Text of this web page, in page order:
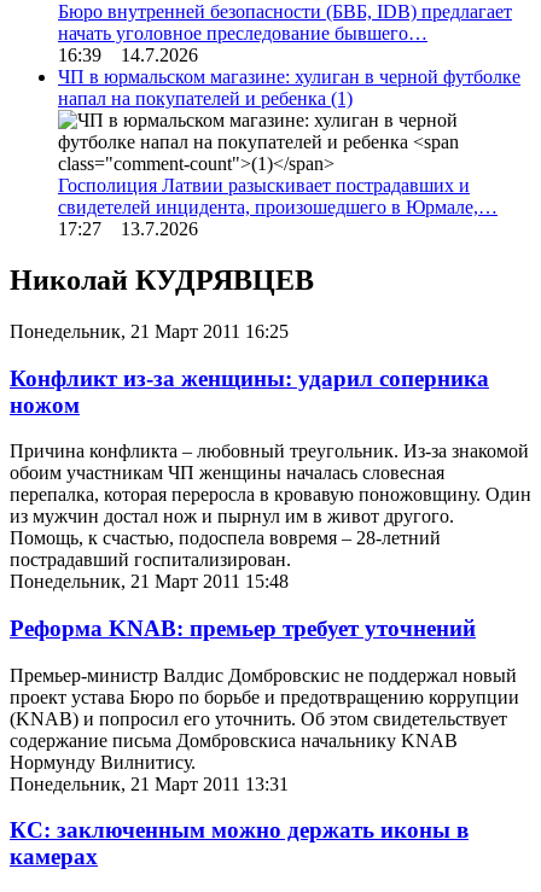
Бюро внутренней безопасности (БВБ, IDB) предлагает
начать уголовное преследование бывшего…
16:39 14.7.2026
ЧП в юрмальском магазине: хулиган в черной футболке
напал на покупателей и ребенка (1)
Госполиция Латвии разыскивает пострадавших и
свидетелей инцидента, произошедшего в Юрмале,…
17:27 13.7.2026
Николай КУДРЯВЦЕВ
Понедельник, 21 Март 2011 16:25
Конфликт из-за женщины: ударил соперника
ножом
Причина конфликта – любовный треугольник. Из-за знакомой
обоим участникам ЧП женщины началась словесная
перепалка, которая переросла в кровавую поножовщину. Один
из мужчин достал нож и пырнул им в живот другого.
Помощь, к счастью, подоспела вовремя – 28-летний
пострадавший госпитализирован.
Понедельник, 21 Март 2011 15:48
Реформа KNAB: премьер требует уточнений
Премьер-министр Валдис Домбровскис не поддержал новый
проект устава Бюро по борьбе и предотвращению коррупции
(KNAB) и попросил его уточнить. Об этом свидетельствует
содержание письма Домбровскиса начальнику KNAB
Нормунду Вилнитису.
Понедельник, 21 Март 2011 13:31
КС: заключенным можно держать иконы в
камерах